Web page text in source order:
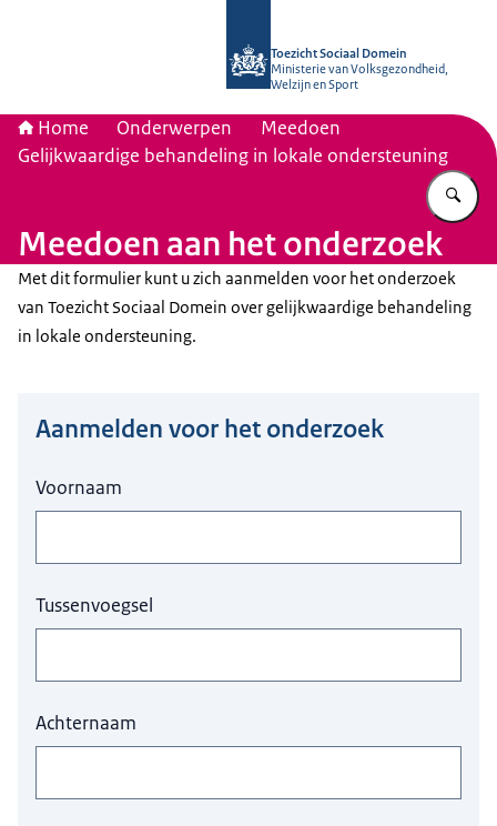
Toezicht Sociaal Domein
Ministerie van Volksgezondheid,
Welzijn en Sport
Home Onderwerpen
Meedoen
Gelijkwaardige behandeling in lokale ondersteuning
Meedoen aan het onderzoek
Met dit formulier kunt u zich aanmelden voor het onderzoek
van Toezicht Sociaal Domein over gelijkwaardige behandeling
in lokale ondersteuning.
Aanmelden voor het onderzoek
Voornaam
Tussenvoegsel
Achternaam
Hier niets invullen a.u.b.